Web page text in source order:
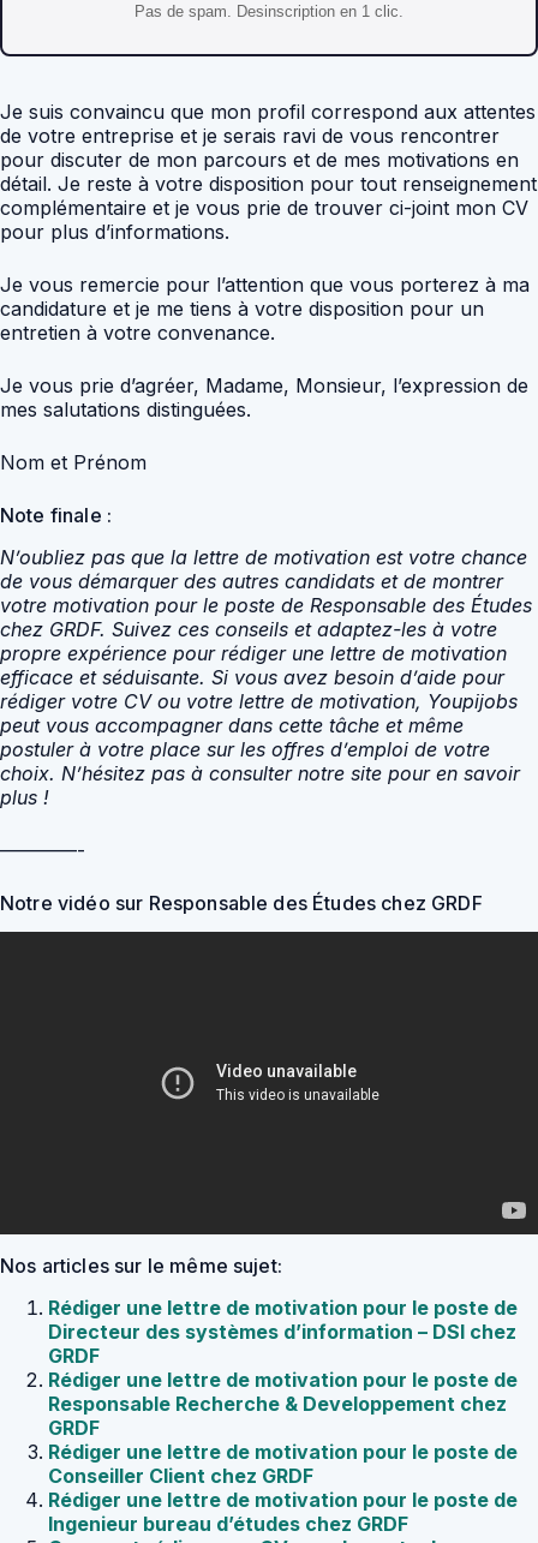
Pas de spam. Desinscription en 1 clic.
Je suis convaincu que mon profil correspond aux attentes
de votre entreprise et je serais ravi de vous rencontrer
pour discuter de mon parcours et de mes motivations en
détail. Je reste à votre disposition pour tout renseignement
complémentaire et je vous prie de trouver ci-joint mon CV
pour plus d’informations.
Je vous remercie pour l’attention que vous porterez à ma
candidature et je me tiens à votre disposition pour un
entretien à votre convenance.
Je vous prie d’agréer, Madame, Monsieur, l’expression de
mes salutations distinguées.
Nom et Prénom
Note finale :
N’oubliez pas que la lettre de motivation est votre chance
de vous démarquer des autres candidats et de montrer
votre motivation pour le poste de Responsable des Études
chez GRDF. Suivez ces conseils et adaptez-les à votre
propre expérience pour rédiger une lettre de motivation
efficace et séduisante. Si vous avez besoin d’aide pour
rédiger votre CV ou votre lettre de motivation, Youpijobs
peut vous accompagner dans cette tâche et même
postuler à votre place sur les offres d’emploi de votre
choix. N’hésitez pas à consulter notre site pour en savoir
plus !
————-
Notre vidéo sur Responsable des Études chez GRDF
Nos articles sur le même sujet:
Rédiger une lettre de motivation pour le poste de
Directeur des systèmes d’information – DSI chez
GRDF
Rédiger une lettre de motivation pour le poste de
Responsable Recherche & Developpement chez
GRDF
Rédiger une lettre de motivation pour le poste de
Conseiller Client chez GRDF
Rédiger une lettre de motivation pour le poste de
Ingenieur bureau d’études chez GRDF